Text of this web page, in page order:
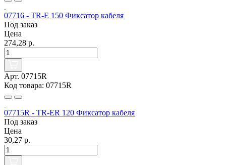
07716 - TR-E 150 Фиксатор кабеля
Под заказ
Цена
274,28 р.
Арт. 07715R
Код товара: 07715R
07715R - TR-ER 120 Фиксатор кабеля
Под заказ
Цена
30,27 р.